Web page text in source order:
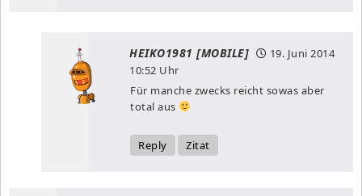
HEIKO1981 [MOBILE]
19. Juni 2014
10:52 Uhr
Für manche zwecks reicht sowas aber
total aus
Reply Zitat